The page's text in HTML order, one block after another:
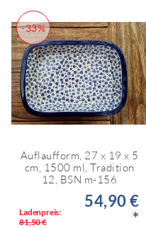
-33%
Auflaufform, 27 x 19 x 5
cm, 1500 ml, Tradition
12, BSN m-156
Ladenpreis:
81,50 €
54,90 €
*